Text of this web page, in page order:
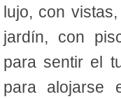
lujo, con
jardín, con
para sentir el
para alojarse